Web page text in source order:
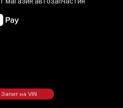
Запит на VIN